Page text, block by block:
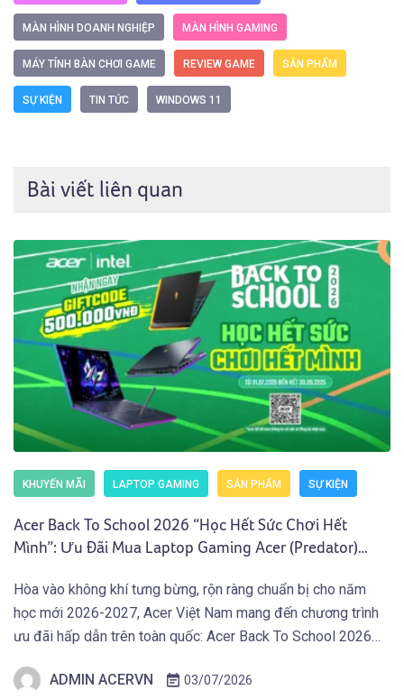
MÀN HÌNH DOANH NGHIỆP MÀN HÌNH GAMING
MÁY TÍNH BÀN CHƠI GAME REVIEW GAME SẢN PHẨM
SỰ KIỆN TIN TỨC WINDOWS 11
Bài viết liên quan
KHUYẾN MÃI LAPTOP GAMING SẢN PHẨM SỰ KIỆN
Acer Back To School 2026 “Học Hết Sức Chơi Hết
Mình”: Ưu Đãi Mua Laptop Gaming Acer (Predator)
Hòa vào không khí tưng bừng, rộn ràng chuẩn bị cho năm
học mới 2026-2027, Acer Việt Nam mang đến chương trình
ưu đãi hấp dẫn trên toàn quốc: Acer Back To School 2026
Sinh Viên và người dùng sở hữu Laptop Gaming […]
ADMIN ACERVN 03/07/2026